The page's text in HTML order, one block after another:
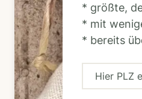
* größte,
* mit
* bereits
H